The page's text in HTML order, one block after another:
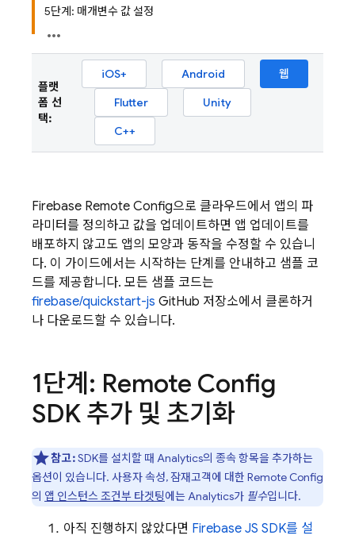
5단계: 매개변수 값 설정
플랫
폼 선
택:
iOS+ Android
웹
Flutter
Unity
C++
Firebase Remote Config으로 클라우드에서 앱의 파
라미터를 정의하고 값을 업데이트하면 앱 업데이트를
배포하지 않고도 앱의 모양과 동작을 수정할 수 있습니
다. 이 가이드에서는 시작하는 단계를 안내하고 샘플 코
드를 제공합니다. 모든 샘플 코드는
firebase/quickstart-js GitHub 저장소에서 클론하거
나 다운로드할 수 있습니다.
1단계: Remote Config
SDK 추가 및 초기화
참고:SDK를 설치할 때 Analytics의 종속 항목을 추가하는
옵션이 있습니다. 사용자 속성, 잠재고객에 대한 Remote Config
의 앱 인스턴스 조건부 타겟팅에는Analytics가 필수입니다.
아직 진행하지 않았다면 Firebase JS SDK를 설